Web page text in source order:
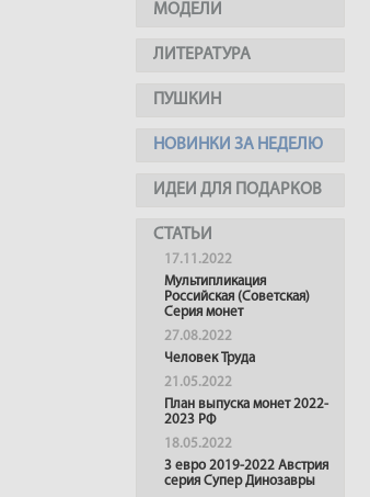
МОДЕЛИ
ЛИТЕРАТУРА
ПУШКИН
НОВИНКИ ЗА НЕДЕЛЮ
ИДЕИ ДЛЯ ПОДАРКОВ
СТАТЬИ
17.11.2022
Мультипликация
Российская (Советская)
Серия монет
27.08.2022
Человек Труда
21.05.2022
План выпуска монет 2022-
2023 РФ
18.05.2022
3 евро 2019-2022 Австрия
серия Супер Динозавры